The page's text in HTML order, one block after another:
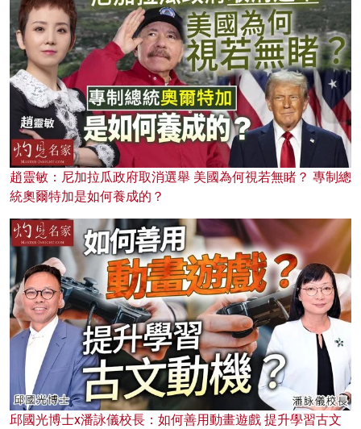
趙靈敏：尼加拉瓜政府取消選舉 美國為何視若無睹？ 專制總
統奧爾特加是如何養成的？
邱國光博士x潘詠儀校長：如何善用動畫遊戲 提升學習古文